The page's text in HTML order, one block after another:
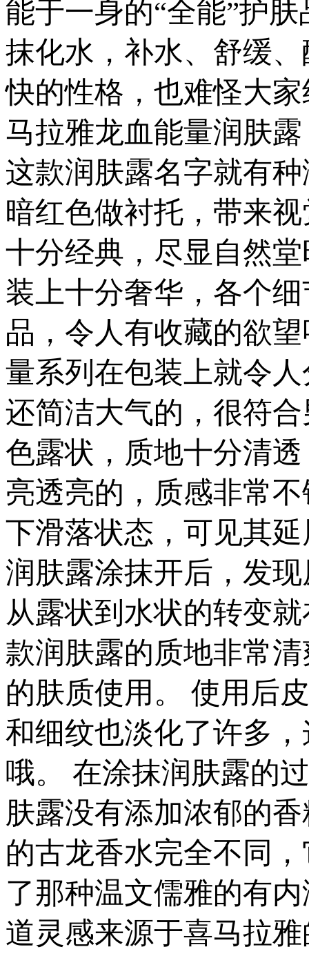
能于一身的“全能”护
抹化水，补水、舒缓
快的性格，也难怪大
马拉雅龙血能量润肤
这款润肤露名字就有
暗红色做衬托，带来
十分经典，尽显自然
装上十分奢华，各个
品，令人有收藏的欲
量系列在包装上就令
还简洁大气的，很符
色露状，质地十分清
亮透亮的，质感非常
下滑落状态，可见其
润肤露涂抹开后，发
从露状到水状的转变
款润肤露的质地非常
的肤质使用。 使用后
和细纹也淡化了许多
哦。 在涂抹润肤露的
肤露没有添加浓郁的
的古龙香水完全不同
了那种温文儒雅的有
道灵感来源于喜马拉